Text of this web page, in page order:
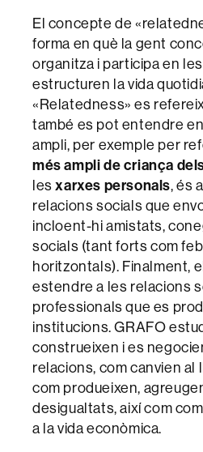
El concepte de
forma en què la gent
organitza i participa en
estructuren la vida
«Relatedness» es
també es pot entendre
ampli, per exemple per
més ampli de criança
lesxarxes personals, és
relacions socials que
incloent-hi amistats,
socials (tant forts com
horitzontals). Finalment,
estendre a les relacions
professionals que es
institucions. GRAFO
construeixen i es
relacions, com canvien al
com produeixen,
desigualtats, així com
a la vida econòmica.